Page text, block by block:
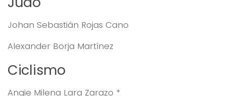
Johan Sebastián Rojas Cano
Alexander Borja Martínez
Ciclismo
Angie Milena Lara Zarazo *